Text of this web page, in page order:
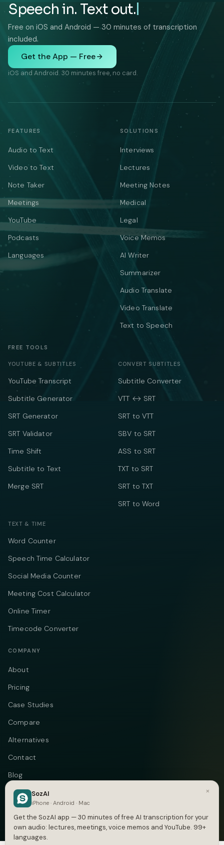
Speech in. Text out.
Free on iOS and Android — 30 minutes of transcription
included.
Get the App — Free
iOS and Android. 30 minutes free, no card.
FEATURES
Audio to Text
Video to Text
Note Taker
Meetings
YouTube
Podcasts
Languages
SOLUTIONS
Interviews
Lectures
Meeting Notes
Medical
Legal
Voice Memos
AI Writer
Summarizer
Audio Translate
Video Translate
Text to Speech
FREE TOOLS
YOUTUBE & SUBTITLES
YouTube Transcript
Subtitle Generator
SRT Generator
SRT Validator
Time Shift
Subtitle to Text
Merge SRT
CONVERT SUBTITLES
Subtitle Converter
VTT ↔ SRT
SRT to VTT
SBV to SRT
ASS to SRT
TXT to SRT
SRT to TXT
SRT to Word
TEXT & TIME
Word Counter
Speech Time Calculator
Social Media Counter
Meeting Cost Calculator
Online Timer
Timecode Converter
COMPANY
About
Pricing
Case Studies
Compare
Alternatives
Contact
Blog
Privacy
Terms
×
SozAI
iPhone · Android · Mac
Get the SozAI app — 30 minutes of free AI transcription for your
own audio: lectures, meetings, voice memos and YouTube. 99+
languages.